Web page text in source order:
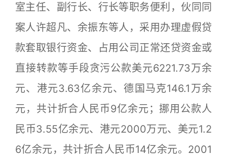
室主任、副行长、行长等职务便利，伙同同
案人许超凡、余振东等人，采用办理虚假贷
款套取银行资金、占用公司正常还贷资金或
直接转款等手段贪污公款美元6221.73万余
元、港元3.63亿余元、德国马克146.1万余
元，共计折合人民币9亿余元；挪用公款人
民币3.55亿余元、港元2000万元、美元1.2
6亿余元，共计折合人民币14亿余元。2001